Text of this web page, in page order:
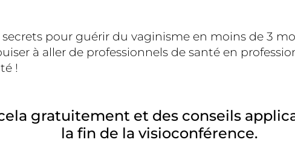
secrets pour guérir du vaginisme en moins de 3
à aller de professionnels de santé en
!
gratuitement et des conseils
la fin de la visioconférence.